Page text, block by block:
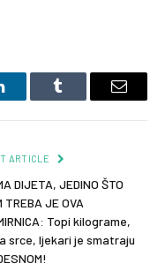
Tumblr Email
ARTICLE
DIJETA, JEDINO ŠTO
TREBA JE OVA
Topi kilograme,
srce, ljekari je smatraju